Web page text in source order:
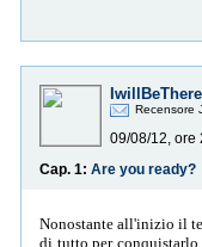
IwillBeThere
Recensore
09/08/12, ore
Cap. 1: Are you ready?
Nonostante all'inizio il
di tutto per conquistarlo